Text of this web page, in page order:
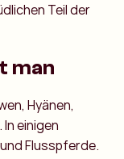
Teil der
man
Hyänen,
einigen
Flusspferde.